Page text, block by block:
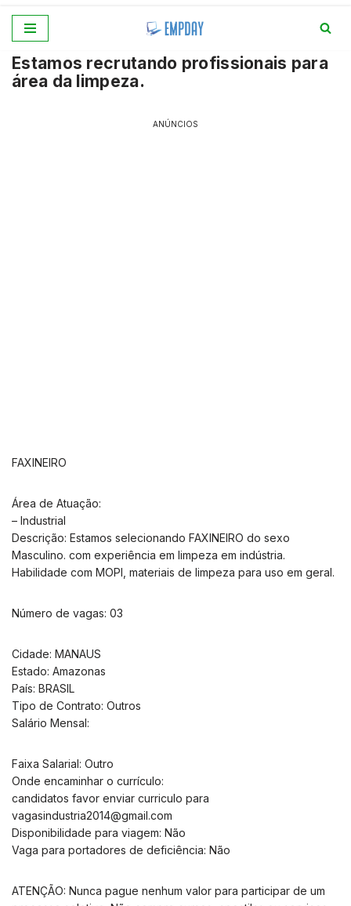
para
o
Estamos recrutando profissionais para
área da limpeza.
ANÚNCIOS
FAXINEIRO
Área de Atuação:
– Industrial
Descrição: Estamos selecionando FAXINEIRO do sexo
Masculino. com experiência em limpeza em indústria.
Habilidade com MOPI, materiais de limpeza para uso em geral.
Número de vagas: 03
Cidade: MANAUS
Estado: Amazonas
País: BRASIL
Tipo de Contrato: Outros
Salário Mensal:
Faixa Salarial: Outro
Onde encaminhar o currículo:
candidatos favor enviar curriculo para
vagasindustria2014@gmail.com
Disponibilidade para viagem: Não
Vaga para portadores de deficiência: Não
ATENÇÃO: Nunca pague nenhum valor para participar de um